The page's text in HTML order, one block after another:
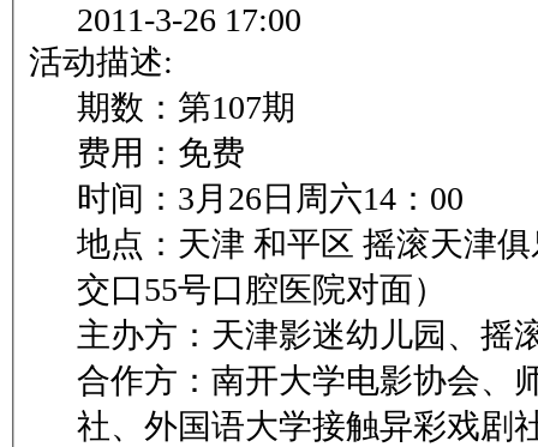
2011-3-26 17:00
活动描述:
期数：第107期
费用：免费
时间：3月26日周六14：00
地点：天津 和平区 摇滚天津
交口55号口腔医院对面）
主办方：天津影迷幼儿园、摇
合作方：南开大学电影协会、
社、外国语大学接触异彩戏剧